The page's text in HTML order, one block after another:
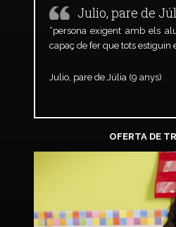
Julio, pare de
“persona exigent amb els
capaç de fer que tots estiguin
Julio, pare de Júlia (9 anys)
OFERTA DE